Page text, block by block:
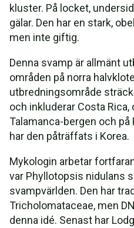
kluster. På locket,
gälar. Den har en stark,
men inte giftig.
Denna svamp är allmänt
områden på norra
utbredningsområde
och inkluderar Costa
Talamanca-bergen och på
har den påträffats i Korea.
Mykologin arbetar
var Phyllotopsis nidulans
svampvärlden. Den har
Tricholomataceae, men
denna idé. Senast har